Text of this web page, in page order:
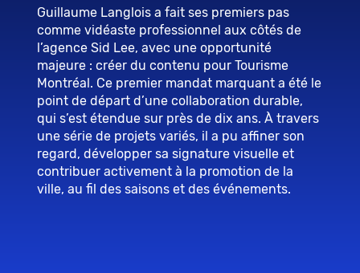
Guillaume Langlois a fait ses premiers pas
comme vidéaste professionnel aux côtés de
l’agence Sid Lee, avec une opportunité
majeure : créer du contenu pour Tourisme
Montréal. Ce premier mandat marquant a été le
point de départ d’une collaboration durable,
qui s’est étendue sur près de dix ans. À travers
une série de projets variés, il a pu affiner son
regard, développer sa signature visuelle et
contribuer activement à la promotion de la
ville, au fil des saisons et des événements.